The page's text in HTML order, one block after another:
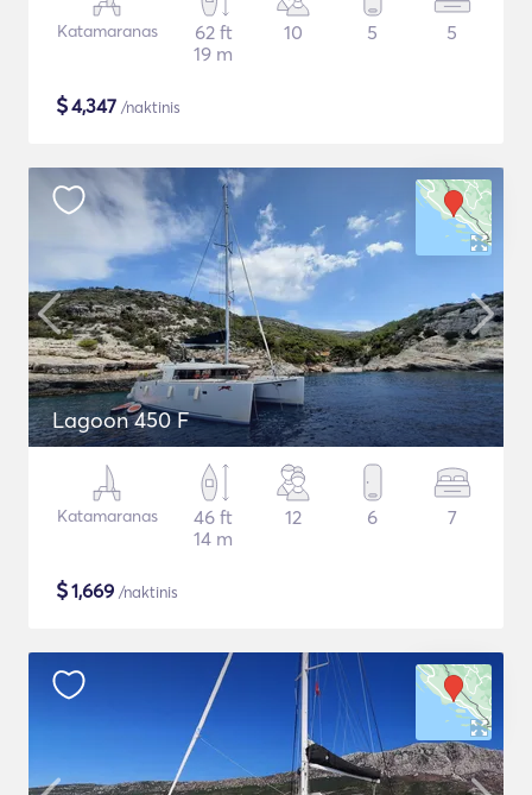
Katamaranas
62 ft
19 m
10 5 5
$4,347 /naktinis
Lagoon 450 F
Katamaranas
46 ft
14 m
12 6 7
$1,669 /naktinis